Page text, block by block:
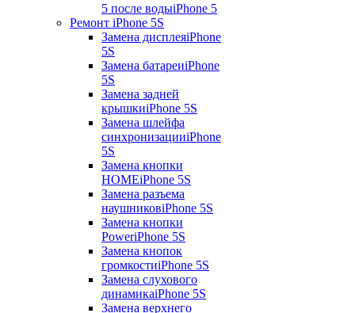
5 после водыiPhone 5
Ремонт iPhone 5S
Замена дисплеяiPhone
5S
Замена батареиiPhone
5S
Замена задней
крышкиiPhone 5S
Замена шлейфа
синхронизацииiPhone
5S
Замена кнопки
HOMEiPhone 5S
Замена разъема
наушниковiPhone 5S
Замена кнопки
PoweriPhone 5S
Замена кнопок
громкостиiPhone 5S
Замена слухового
динамикаiPhone 5S
Замена верхнего